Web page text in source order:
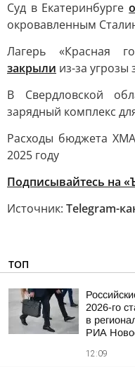
Суд в Екатеринбурге
окровавленным
Лагерь «Красная
закрыли из-за угрозы
В Свердловской
зарядный комплекс
Расходы бюджета
2025 году
Подписывайтесь на
Источник: Telegram-
ТОП
2026-го
в
РИА
12:09